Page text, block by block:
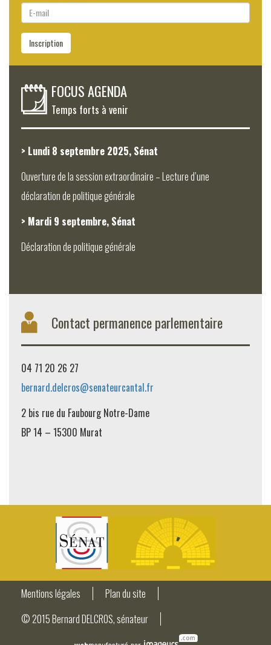
E-
mail
Inscription
FOCUS AGENDA
Temps forts à venir
> Lundi 8 septembre 2025, Sénat
Ouverture de la session extraordinaire – Lecture d’une
déclaration de politique générale
> Mardi 9 septembre, Sénat
Déclaration de politique générale
Contact permanence parlementaire
04 71 20 26 27
bernard.delcros@senateurcantal.fr
2 bis rue du Faubourg Notre-Dame
BP 14 – 15300 Murat
Mentions légales
Plan du site
© 2015 Bernard DELCROS, sénateur